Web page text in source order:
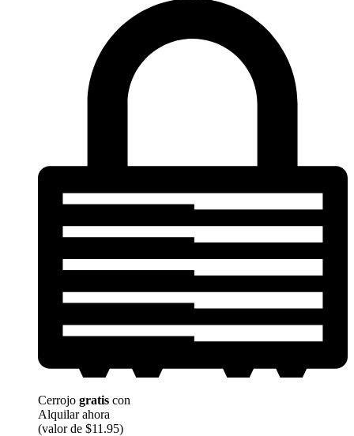
Cerrojo gratis con
Alquilar ahora
(valor de $11.95)